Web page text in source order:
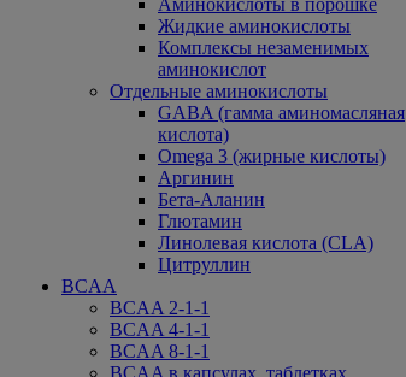
Аминокислоты в порошке
Жидкие аминокислоты
Комплексы незаменимых
аминокислот
Отдельные аминокислоты
GABA (гамма аминомасляная
кислота)
Omega 3 (жирные кислоты)
Аргинин
Бета-Аланин
Глютамин
Линолевая кислота (CLA)
Цитруллин
BCAA
BCAA 2-1-1
BCAA 4-1-1
BCAA 8-1-1
BCAA в капсулах, таблетках